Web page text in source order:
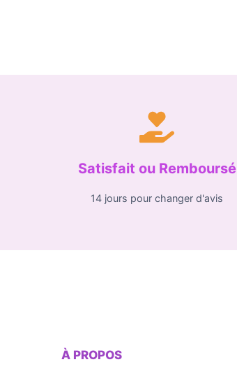
Satisfait ou Remboursé
14 jours pour changer d'avis
À PROPOS